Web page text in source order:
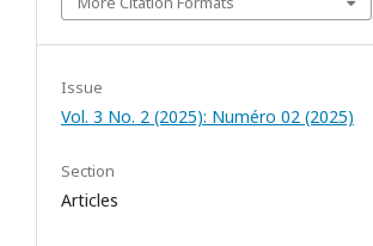
Issue
Vol. 3 No. 2 (2025): Numéro 02 (2025)
Section
Articles